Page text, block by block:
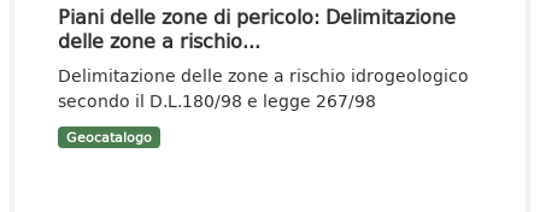
Piani delle zone di pericolo: Delimitazione
delle zone a rischio...
Delimitazione delle zone a rischio idrogeologico
secondo il D.L.180/98 e legge 267/98
Geocatalogo